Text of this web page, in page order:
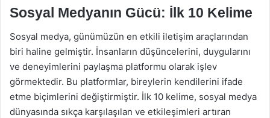
Sosyal Medyanın Gücü: İlk 10 Kelime
Sosyal medya, günümüzün en etkili iletişim araçlarından
biri haline gelmiştir. İnsanların düşüncelerini, duygularını
ve deneyimlerini paylaşma platformu olarak işlev
görmektedir. Bu platformlar, bireylerin kendilerini ifade
etme biçimlerini değiştirmiştir. İlk 10 kelime, sosyal medya
dünyasında sıkça karşılaşılan ve etkileşimleri artıran